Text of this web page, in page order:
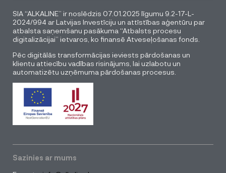
SIA “ALKALINE” ir noslēdzis 07.01.2025 līgumu 9.2-17-L-
2024/994 ar Latvijas Investīciju un attīstības aģentūru par
atbalsta saņemšanu pasākuma “Atbalsts procesu
digitalizācijai” ietvaros, ko finansē Atveseļošanas fonds.
Pēc digitālās transformācijas ieviests pārdošanas un
klientu attiecību vadības risinājums, lai uzlabotu un
automatizētu uzņēmuma pārdošanas procesus.
Sazinies ar mums